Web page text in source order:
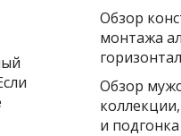
Обзор
монтажа
Обзор
и